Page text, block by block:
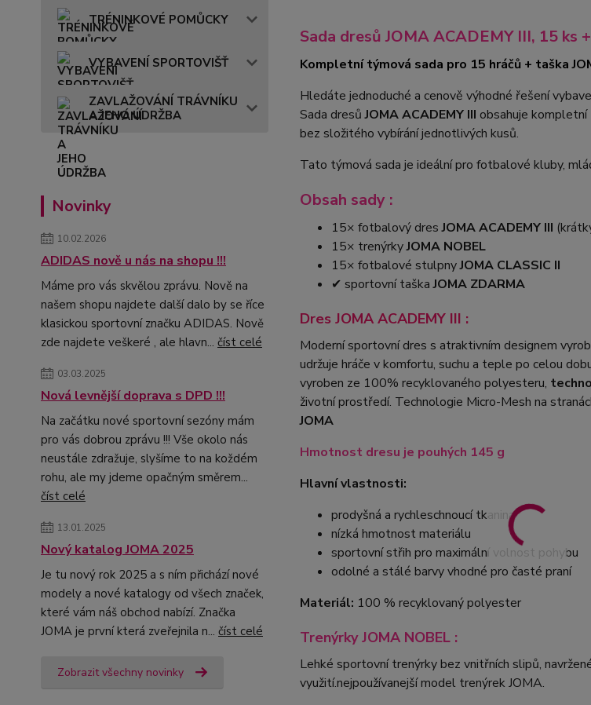
TRÉNINKOVÉ POMŮCKY
VYBAVENÍ SPORTOVIŠŤ
ZAVLAŽOVÁNÍ TRÁVNÍKU
A JEHO ÚDRŽBA
Novinky
10.02.2026
ADIDAS nově u nás na shopu !!!
Máme pro vás skvělou zprávu. Nově na
našem shopu najdete další dalo by se říce
klasickou sportovní značku ADIDAS. Nově
zde najdete veškeré , ale hlavn... číst celé
03.03.2025
Nová levnější doprava s DPD !!!
Na začátku nové sportovní sezóny mám
pro vás dobrou zprávu !!! Vše okolo nás
neustále zdražuje, slyšíme to na koždém
rohu, ale my jdeme opačným směrem...
číst celé
13.01.2025
Nový katalog JOMA 2025
Je tu nový rok 2025 a s ním přichází nové
modely a nové katalogy od všech značek,
které vám náš obchod nabízí. Značka
JOMA je první která zveřejnila n... číst celé
Zobrazit všechny novinky
Sada dresů JOMA ACADEMY III, 15 ks
Kompletní týmová sada pro 15 hráčů + taška
Hledáte jednoduché a cenově výhodné řešení
Sada dresůJOMA ACADEMY III obsahuje
bez složitého vybírání jednotlivých kusů.
Tato týmová sada je ideální pro fotbalové kluby,
Obsah sady :
15× fotbalový dresJOMA ACADEMY III
15× trenýrkyJOMA NOBEL
15× fotbalové stulpnyJOMA CLASSIC II
✔ sportovní taškaJOMA ZDARMA
Dres JOMA ACADEMY III :
Moderní sportovní dres s atraktivním designem
udržuje hráče v komfortu, suchu a teple po celou
vyroben ze 100% recyklovaného polyesteru,
životní prostředí. Technologie Micro-Mesh na
JOMA
Hmotnost dresu je pouhých 145 g
Hlavní vlastnosti:
prodyšná a rychleschnoucí tkanina
nízká hmotnost materiálu
sportovní střih pro maximální volnost pohybu
odolné a stálé barvy vhodné pro časté praní
Materiál: 100 % recyklovaný polyester
Trenýrky JOMA NOBEL :
Lehké sportovní trenýrky bez vnitřních slipů,
využití.nejpoužívanejší model trenýrek JOMA.